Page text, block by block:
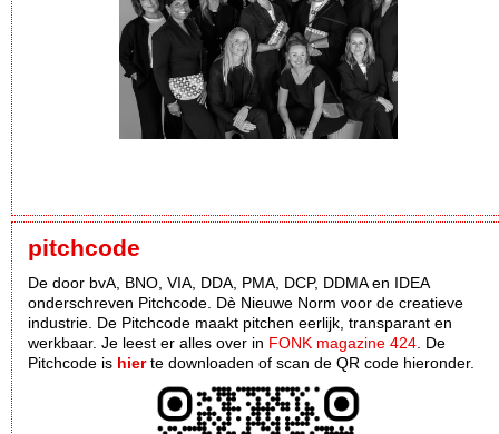
pitchcode
De door bvA, BNO, VIA, DDA, PMA, DCP, DDMA en IDEA
onderschreven Pitchcode. Dè Nieuwe Norm voor de creatieve
industrie. De Pitchcode maakt pitchen eerlijk, transparant en
werkbaar. Je leest er alles over in FONK magazine 424 . De
Pitchcode is hierte downloaden of scan de QR code hieronder.